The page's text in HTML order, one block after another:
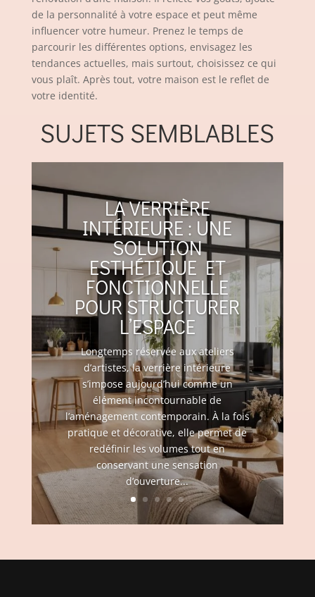
de la personnalité à votre espace et peut même
influencer votre humeur. Prenez le temps de
parcourir les différentes options, envisagez les
tendances actuelles, mais surtout, choisissez ce qui
vous plaît. Après tout, votre maison est le reflet de
votre identité.
SUJETS SEMBLABLES
LA VERRIÈRE
INTÉRIEURE : UNE
SOLUTION
ESTHÉTIQUE ET
FONCTIONNELLE
POUR STRUCTURER
L’ESPACE
Longtemps réservée aux ateliers
d’artistes, la verrière intérieure
s’impose aujourd’hui comme un
élément incontournable de
l’aménagement contemporain. À la fois
pratique et décorative, elle permet de
redéfinir les volumes tout en
conservant une sensation
d’ouverture...